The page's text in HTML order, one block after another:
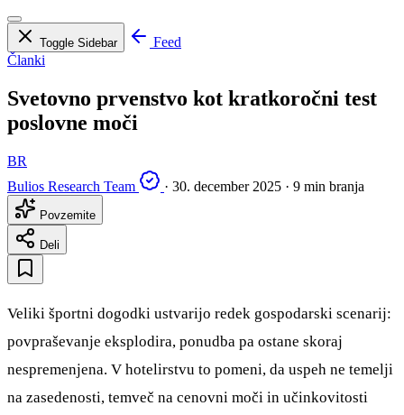
Toggle Sidebar
Feed
Članki
Svetovno prvenstvo kot kratkoročni test
poslovne moči
BR
Bulios Research Team
· 30. december 2025 · 9 min branja
Povzemite
Deli
Veliki športni dogodki ustvarijo redek gospodarski scenarij:
povpraševanje eksplodira, ponudba pa ostane skoraj
nespremenjena. V hotelirstvu to pomeni, da uspeh ne temelji
na zasedenosti, temveč na cenovni moči in učinkovitosti